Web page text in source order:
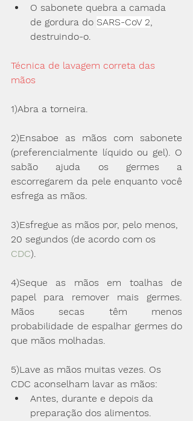
O sabonete quebra a camada
de gordura do SARS-CoV 2,
destruindo-o.
Técnica de lavagem correta das
mãos
1)Abra a torneira.
2)Ensaboe as mãos com sabonete
(preferencialmente líquido ou gel). O
sabão ajuda os germes a
escorregarem da pele enquanto você
esfrega as mãos.
3)Esfregue as mãos por, pelo menos,
20 segundos (de acordo com os
CDC).
4)Seque as mãos em toalhas de
papel para remover mais germes.
Mãos secas têm menos
probabilidade de espalhar germes do
que mãos molhadas.
5)Lave as mãos muitas vezes. Os
CDC aconselham lavar as mãos:
Antes, durante e depois da
preparação dos alimentos.